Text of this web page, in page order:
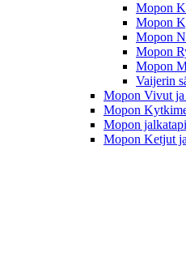
Mopon
Mopon
Mopon
Mopon
Mopon
Vaijerin
Mopon Vivut
Mopon
Mopon
Mopon Ketjut